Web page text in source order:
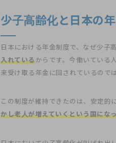
少子高齢化と日本の
日本における年金制度で、なぜ少子
入れているからです。今働いている
来受け取る年金に回されているので
この制度が維持できたのは、安定的
かし老人が増えていくという国にな